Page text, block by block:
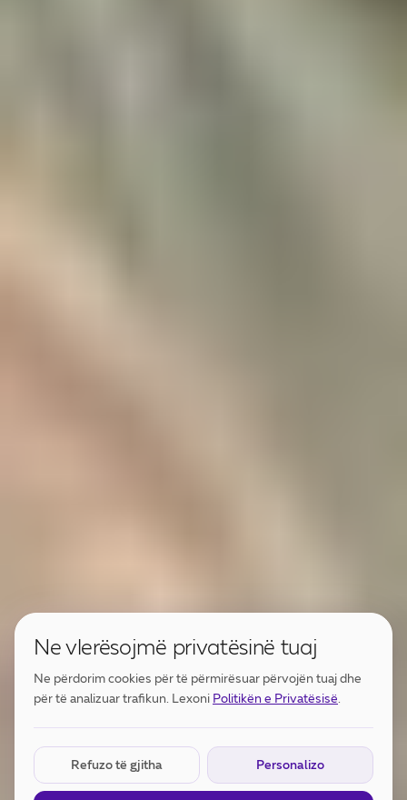
Ne vlerësojmë privatësinë tuaj
Ne përdorim cookies për të përmirësuar përvojën tuaj dhe
për të analizuar trafikun. Lexoni Politikën e Privatësisë.
Cookies Thelbësore E DETYRUESHME
Të nevojshme për funksionimin e faqes. Nuk mund të
çaktivizohen.
Refuzo të gjitha Personalizo